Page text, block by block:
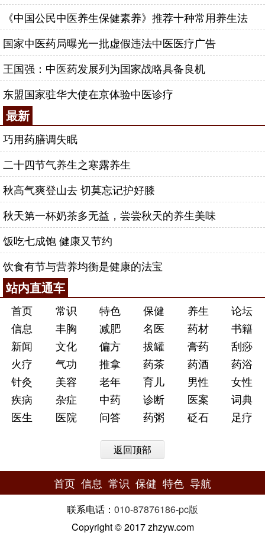
《中国公民中医养生保健素养》推荐十种常用养生法
国家中医药局曝光一批虚假违法中医医疗广告
王国强：中医药发展列为国家战略具备良机
东盟国家驻华大使在京体验中医诊疗
最新
巧用药膳调失眠
二十四节气养生之寒露养生
秋高气爽登山去 切莫忘记护好膝
秋天第一杯奶茶多无益，尝尝秋天的养生美味
饭吃七成饱 健康又节约
饮食有节与营养均衡是健康的法宝
站内直通车
首页 常识 特色 保健 养生
论坛
信息
丰胸 减肥 名医 药材
书籍
新闻
文化 偏方 拔罐 膏药
刮痧
火疗
气功 推拿 药茶 药酒
药浴
针灸
美容 老年 育儿 男性
女性
疾病
杂症 中药 诊断 医案
词典
医生
医院 问答 药粥 砭石 足疗
返回顶部
首页 信息 常识 保健 特色 导航
联系电话： 010-87876186-pc版
Copyright © 2017 zhzyw.com